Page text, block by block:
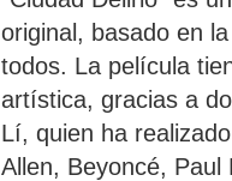
original, basado en
todos. La película
artística, gracias a
Lí, quien ha
Allen, Beyoncé,